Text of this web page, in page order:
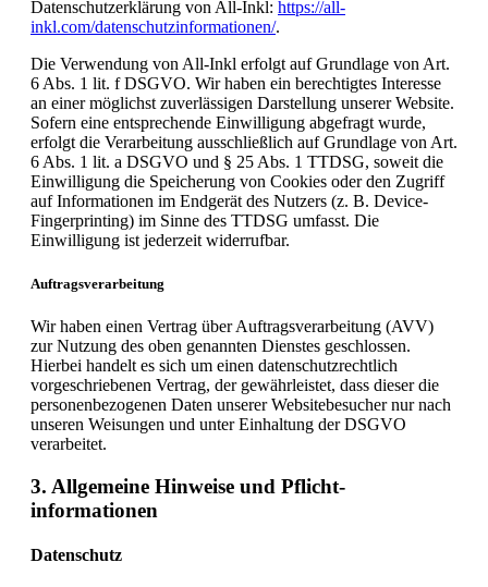
Datenschutzerklärung von All-Inkl: https://all-
inkl.com/datenschutzinformationen/.
Die Verwendung von All-Inkl erfolgt auf Grundlage von Art.
6 Abs. 1 lit. f DSGVO. Wir haben ein berechtigtes Interesse
an einer möglichst zuverlässigen Darstellung unserer Website.
Sofern eine entsprechende Einwilligung abgefragt wurde,
erfolgt die Verarbeitung ausschließlich auf Grundlage von Art.
6 Abs. 1 lit. a DSGVO und § 25 Abs. 1 TTDSG, soweit die
Einwilligung die Speicherung von Cookies oder den Zugriff
auf Informationen im Endgerät des Nutzers (z. B. Device-
Fingerprinting) im Sinne des TTDSG umfasst. Die
Einwilligung ist jederzeit widerrufbar.
Auftragsverarbeitung
Wir haben einen Vertrag über Auftragsverarbeitung (AVV)
zur Nutzung des oben genannten Dienstes geschlossen.
Hierbei handelt es sich um einen datenschutzrechtlich
vorgeschriebenen Vertrag, der gewährleistet, dass dieser die
personenbezogenen Daten unserer Websitebesucher nur nach
unseren Weisungen und unter Einhaltung der DSGVO
verarbeitet.
3. Allgemeine Hinweise und Pflicht­
informationen
Datenschutz